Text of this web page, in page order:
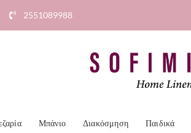
2551089988
Μπάνιο Διακόσμηση Παιδικά